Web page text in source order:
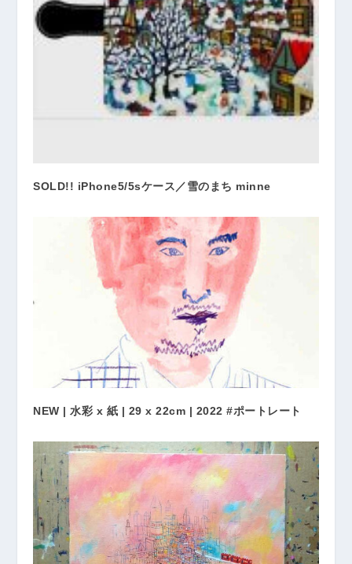
SOLD!! iPhone5/5sケース／雪のまち minne
NEW | 水彩 x 紙 | 29 x 22cm | 2022 #ポートレート